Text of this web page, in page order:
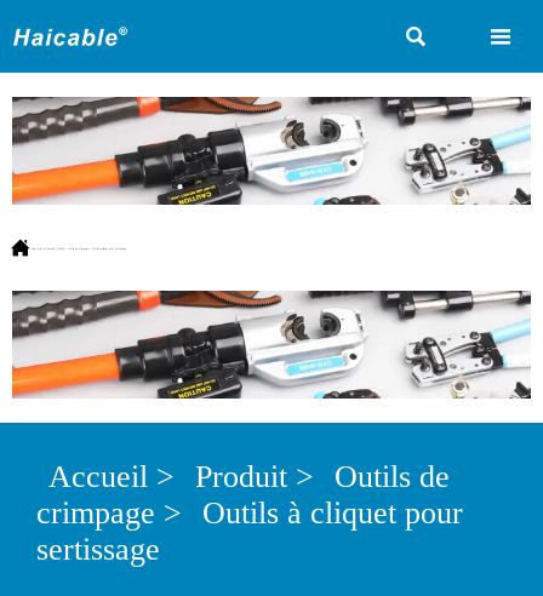
 
 Produit
Accueil > Produit >
Outils de
crimpage >
Outils à cliquet pour
sertissage